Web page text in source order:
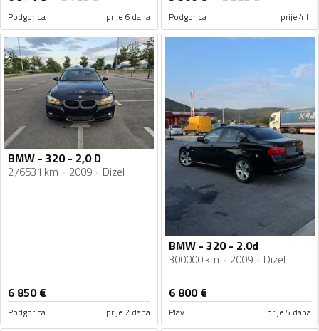
Podgorica prije 6 dana Podgorica prije 4 h
BMW - 320 - 2,0 D
276531 km 2009 Dizel
6 850€
Podgorica prije 2 dana
BMW - 320 - 2.0d
300000 km 2009 Dizel
6 800€
Plav prije 5 dana